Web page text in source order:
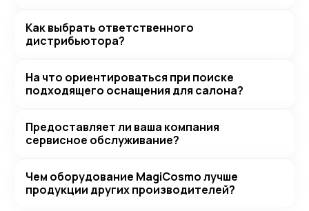
Как выбрать ответственного
дистрибьютора?
На что ориентироваться при поиске
подходящего оснащения для салона?
Предоставляет ли ваша компания
сервисное обслуживание?
Чем оборудование MagiCosmo лучше
продукции других производителей?